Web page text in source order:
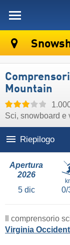
Mountain
Sci, snowboard e
Riepilogo
Apertura
2026
5 dic 0/
Il comprensorio
Virginia